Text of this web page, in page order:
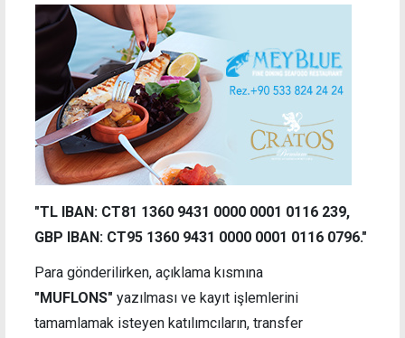
"TL IBAN: CT81 1360 9431 0000 0001 0116 239,
GBP IBAN: CT95 1360 9431 0000 0001 0116 0796."
Para gönderilirken, açıklama kısmına
"MUFLONS" yazılması ve kayıt işlemlerini
tamamlamak isteyen katılımcıların, transfer